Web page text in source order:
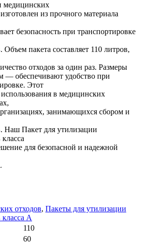
медицинских
из прочного материала
безопасность при транспортировке
пакета составляет 110 литров,
отходов за один раз. Размеры
— обеспечивают удобство при
Этот
в медицинских
занимающихся сбором и
Наш Пакет для утилизации
для безопасной и надежной
отходов, Пакеты для утилизации
А
110
60